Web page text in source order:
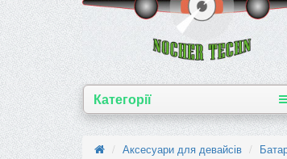
Категорії
Аксесуари для девайсів